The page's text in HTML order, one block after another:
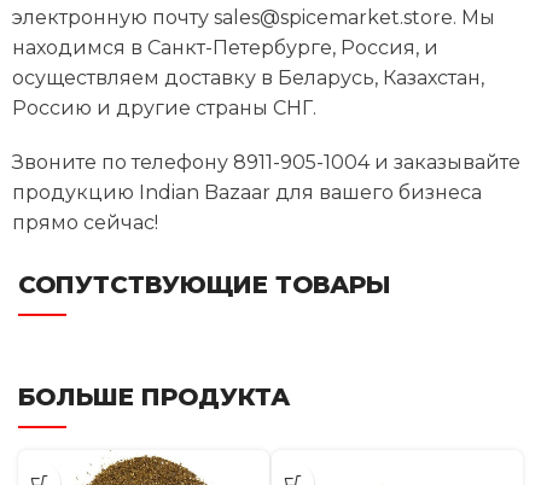
электронную почту sales@spicemarket.store. Мы
находимся в Санкт-Петербурге, Россия, и
осуществляем доставку в Беларусь, Казахстан,
Россию и другие страны СНГ.
Звоните по телефону 8911-905-1004 и заказывайте
продукцию Indian Bazaar для вашего бизнеса
прямо сейчас!
СОПУТСТВУЮЩИЕ ТОВАРЫ
БОЛЬШЕ ПРОДУКТА